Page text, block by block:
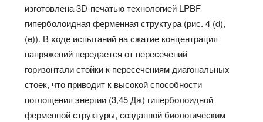
изготовлена 3D-печатью технологией LPBF
гиперболоидная ферменная структура (рис. 4 (d),
(e)). В ходе испытаний на сжатие концентрация
напряжений передается от пересечений
горизонтали стойки к пересечениям диагональных
стоек, что приводит к высокой способности
поглощения энергии (3,45 Дж) гиперболоидной
ферменной структуры, созданной биологическим